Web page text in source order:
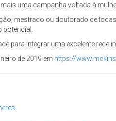
uma campanha voltada à
mestrado ou doutorado de
para integrar uma excelente rede
de 2019 em https://